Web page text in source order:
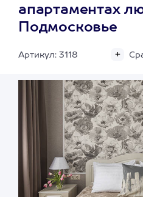
апартаментах
Подмосковье
Артикул: 3118